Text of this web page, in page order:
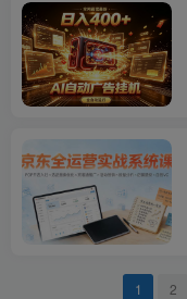
1 2